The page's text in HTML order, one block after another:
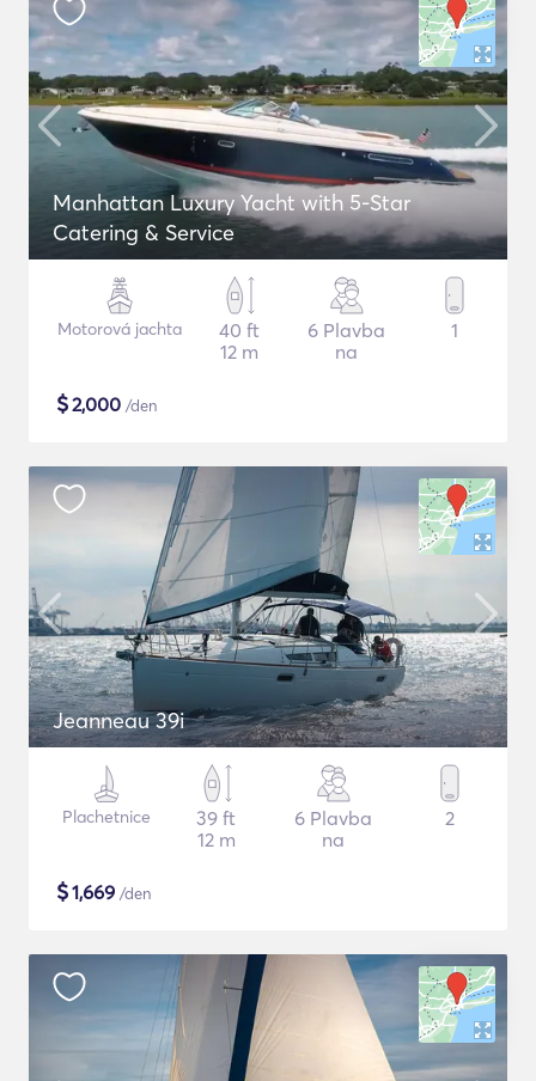
Manhattan Luxury Yacht with 5-Star
Catering & Service
Motorová jachta
40 ft
12 m
6 Plavba
na
1
$2,000 /den
Jeanneau 39i
Plachetnice
39 ft
12 m
6 Plavba
na
2
$1,669 /den